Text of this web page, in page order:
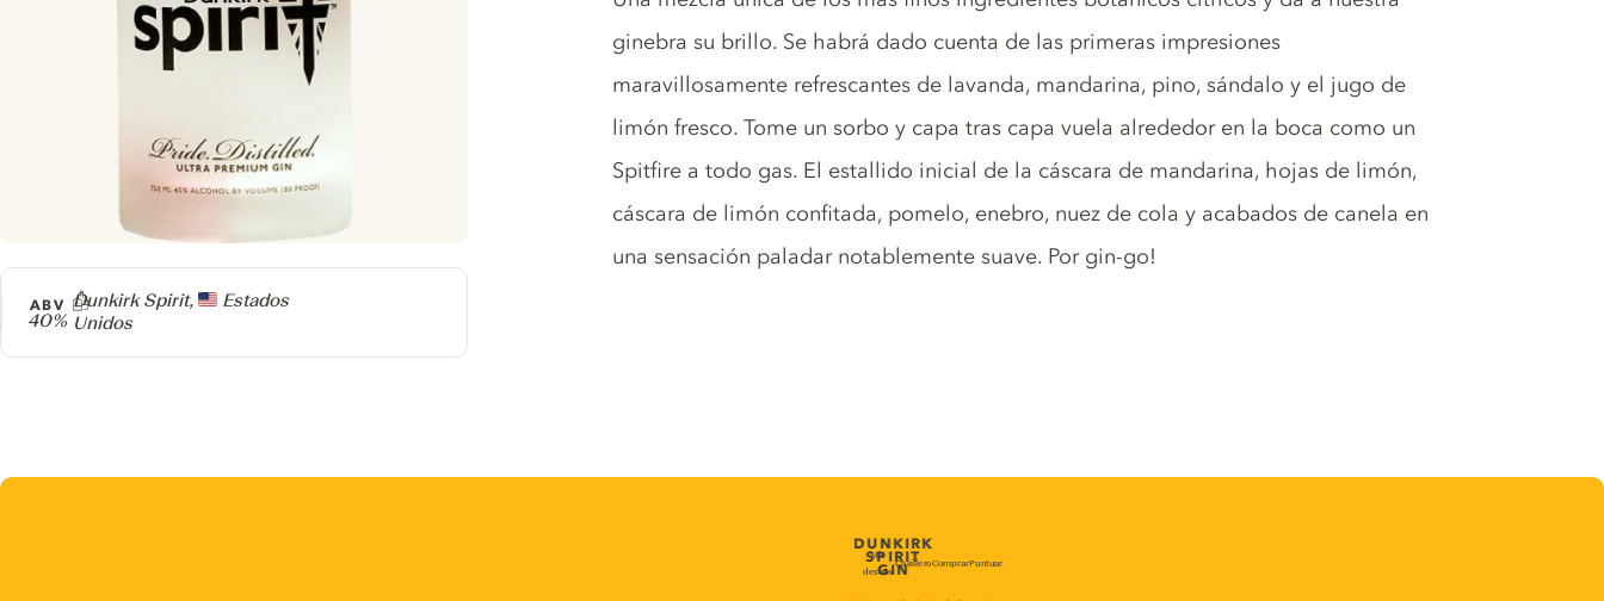
Producer
Dunkirk Spirit,
Estados
Unidos
ABV
40%
ginebra su brillo. Se habrá dado cuenta de las primeras impresiones
maravillosamente refrescantes de lavanda, mandarina, pino, sándalo y el jugo de
limón fresco. Tome un sorbo y capa tras capa vuela alrededor en la boca como un
Spitfire a todo gas. El estallido inicial de la cáscara de mandarina, hojas de limón,
cáscara de limón confitada, pomelo, enebro, nuez de cola y acabados de canela en
una sensación paladar notablemente suave. Por gin-go!